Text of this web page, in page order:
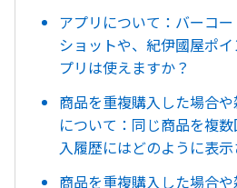
アプリについて：バーコ
ショットや、紀伊國屋ポ
プリは使えますか？
商品を重複購入した場合
について：同じ商品を複
入履歴にはどのように表示
商品を重複購入した場合